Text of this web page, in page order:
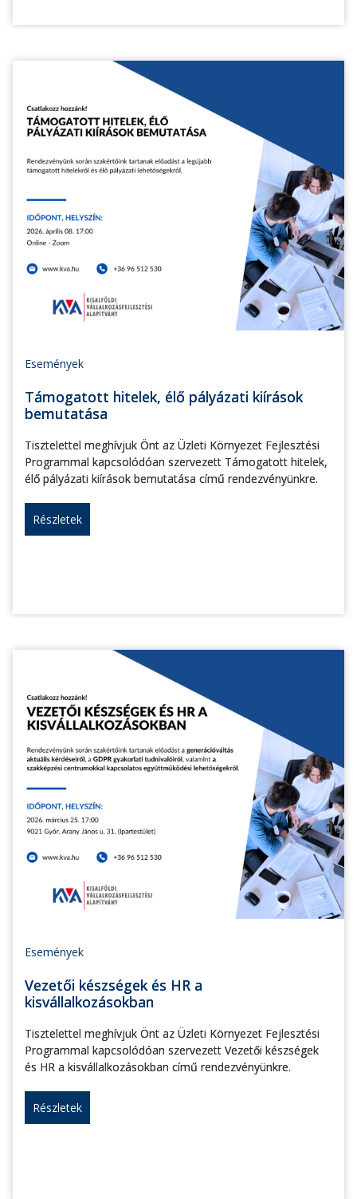
Események
Támogatott hitelek, élő pályázati kiírások
bemutatása
Tisztelettel meghívjuk Önt az Üzleti Környezet Fejlesztési
Programmal kapcsolódóan szervezett Támogatott hitelek,
élő pályázati kiírások bemutatása című rendezvényünkre.
Részletek
Események
Vezetői készségek és HR a
kisvállalkozásokban
Tisztelettel meghívjuk Önt az Üzleti Környezet Fejlesztési
Programmal kapcsolódóan szervezett Vezetői készségek
és HR a kisvállalkozásokban című rendezvényünkre.
Részletek